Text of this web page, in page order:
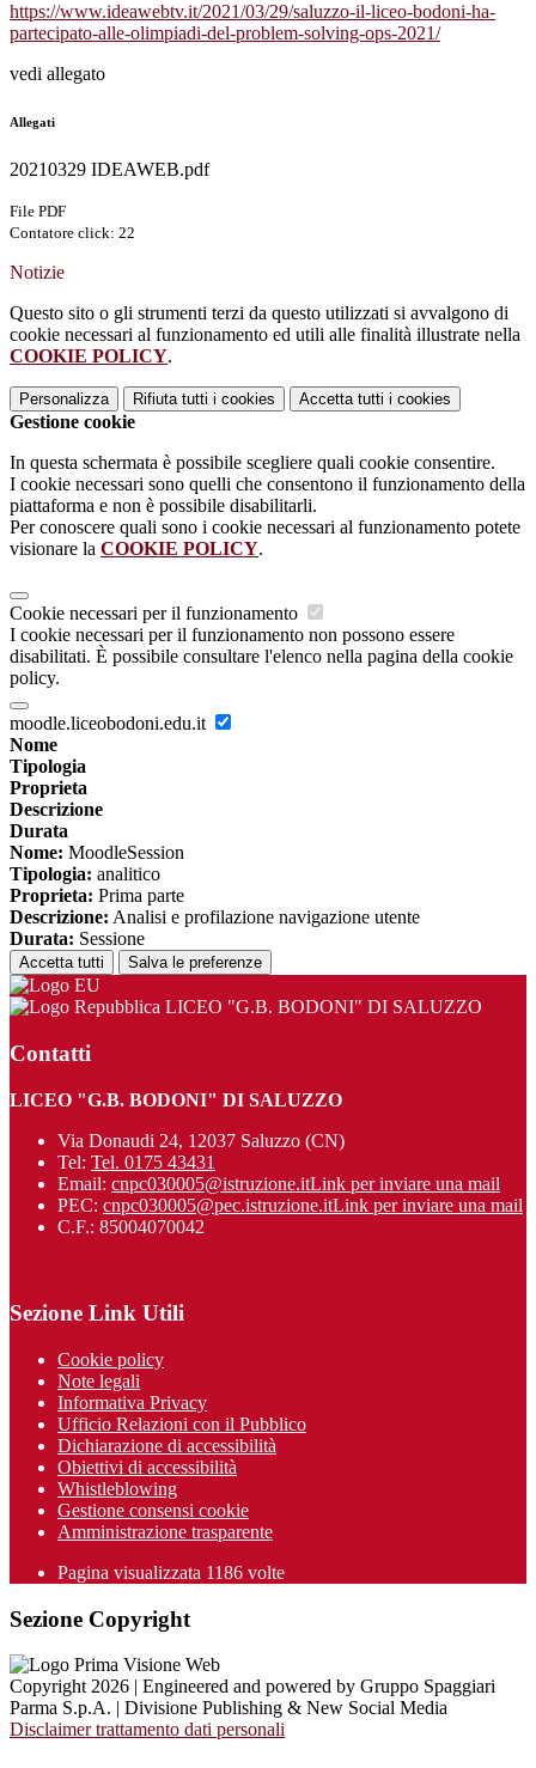
https://www.ideawebtv.it/2021/03/29/saluzzo-il-liceo-bodoni-ha-
partecipato-alle-olimpiadi-del-problem-solving-ops-2021/
vedi allegato
Allegati
20210329 IDEAWEB.pdf
File PDF
Contatore click: 22
Notizie
Questo sito o gli strumenti terzi da questo utilizzati si avvalgono di
cookie necessari al funzionamento ed utili alle finalità illustrate nella
COOKIE POLICY.
Personalizza Rifiuta tutti i cookies Accetta tutti i cookies
Gestione cookie
In questa schermata è possibile scegliere quali cookie consentire.
I cookie necessari sono quelli che consentono il funzionamento della
piattaforma e non è possibile disabilitarli.
Per conoscere quali sono i cookie necessari al funzionamento potete
visionare la COOKIE POLICY.
Cookie necessari per il funzionamento
I cookie necessari per il funzionamento non possono essere
disabilitati. È possibile consultare l'elenco nella pagina della cookie
policy.
moodle.liceobodoni.edu.it
Nome
Tipologia
Proprieta
Descrizione
Durata
Nome: MoodleSession
Tipologia: analitico
Proprieta: Prima parte
Descrizione: Analisi e profilazione navigazione utente
Durata: Sessione
Accetta tutti Salva le preferenze
LICEO "G.B. BODONI" DI SALUZZO
Contatti
LICEO "G.B. BODONI" DI SALUZZO
Via Donaudi 24, 12037 Saluzzo (CN)
Tel: Tel. 0175 43431
Email: cnpc030005@istruzione.itLink per inviare una mail
PEC: cnpc030005@pec.istruzione.itLink per inviare una mail
C.F.: 85004070042
Sezione Link Utili
Cookie policy
Note legali
Informativa Privacy
Ufficio Relazioni con il Pubblico
Dichiarazione di accessibilità
Obiettivi di accessibilità
Whistleblowing
Gestione consensi cookie
Amministrazione trasparente
Pagina visualizzata 1186 volte
Sezione Copyright
Copyright 2026 | Engineered and powered by Gruppo Spaggiari
Parma S.p.A. | Divisione Publishing & New Social Media
Disclaimer trattamento dati personali